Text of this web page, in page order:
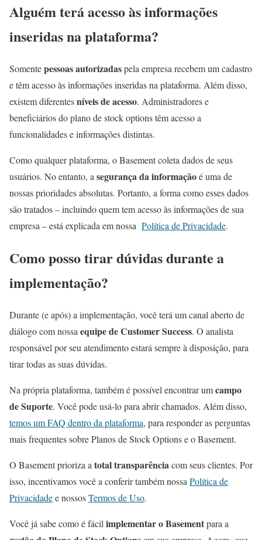
Alguém terá acesso às informações
inseridas na plataforma?
Somentepessoas autorizadaspela empresa recebem um cadastro
e têm acesso às informações inseridas na plataforma. Além disso,
existem diferentesníveis de acesso. Administradores e
beneficiários do plano de stock options têm acesso a
funcionalidades e informações distintas.
Como qualquer plataforma, o Basement coleta dados de seus
usuários. No entanto, a segurança da informaçãoé uma de
nossas prioridades absolutas. Portanto, a forma como esses dados
são tratados – incluindo quem tem acesso às informações de sua
empresa – está explicada em nossa Política de Privacidade.
Como posso tirar dúvidas durante a
implementação?
Durante (e após) a implementação, você terá um canal aberto de
diálogo com nossa equipe de Customer Success. O analista
responsável por seu atendimento estará sempre à disposição, para
tirar todas as suas dúvidas.
Na própria plataforma, também é possível encontrar umcampo
de Suporte. Você pode usá-lo para abrir chamados. Além disso,
temos um FAQ dentro da plataforma, para responder as perguntas
mais frequentes sobre Planos de Stock Options e o Basement.
O Basement prioriza a total transparência com seus clientes. Por
isso, incentivamos você a conferir também nossa Política de
Privacidadee nossosTermos de Uso.
Você já sabe como é fácil implementar o Basementpara a